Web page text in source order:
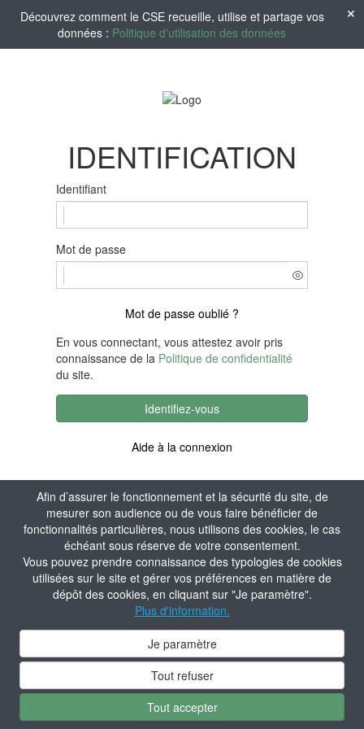
Afin d’assurer le fonctionnement et la sécurité du site, de
mesurer son audience ou de vous faire bénéficier de
fonctionnalités particulières, nous utilisons des cookies, le cas
échéant sous réserve de votre consentement.
Vous pouvez prendre connaissance des typologies de cookies
utilisées sur le site et gérer vos préférences en matière de
dépôt des cookies, en cliquant sur "Je paramètre".
Plus d'information.
Je paramètre
Tout refuser
Tout accepter
Découvrez comment le CSE recueille, utilise et partage vos
données : Politique d'utilisation des données
IDENTIFICATION
Identifiant
Mot de passe
Mot de passe oublié ?
En vous connectant, vous attestez avoir pris
connaissance de la Politique de confidentialité
du site.
Identifiez-vous
Aide à la connexion